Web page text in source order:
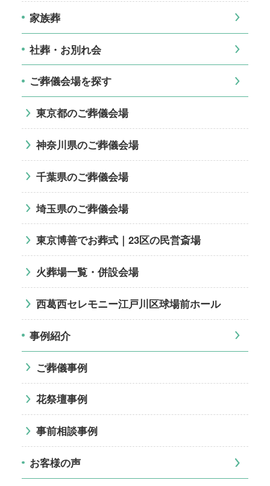
家族葬
社葬・お別れ会
ご葬儀会場を探す
東京都のご葬儀会場
神奈川県のご葬儀会場
千葉県のご葬儀会場
埼玉県のご葬儀会場
東京博善でお葬式｜23区の民営斎場
火葬場一覧・併設会場
西葛西セレモニー江戸川区球場前ホール
事例紹介
ご葬儀事例
花祭壇事例
事前相談事例
お客様の声